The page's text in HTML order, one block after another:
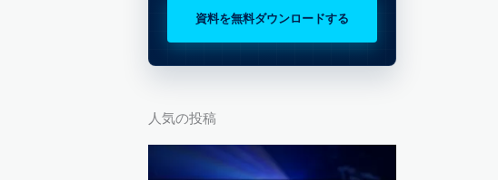
資料を無料ダウンロードする
人気の投稿